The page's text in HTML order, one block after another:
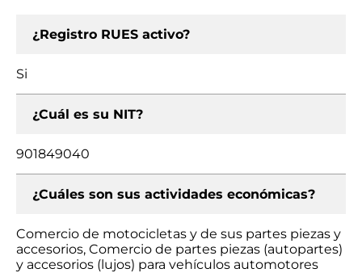
¿Registro RUES activo?
Si
¿Cuál es su NIT?
901849040
¿Cuáles son sus actividades económicas?
Comercio de motocicletas y de sus partes piezas y
accesorios, Comercio de partes piezas (autopartes)
y accesorios (lujos) para vehículos automotores